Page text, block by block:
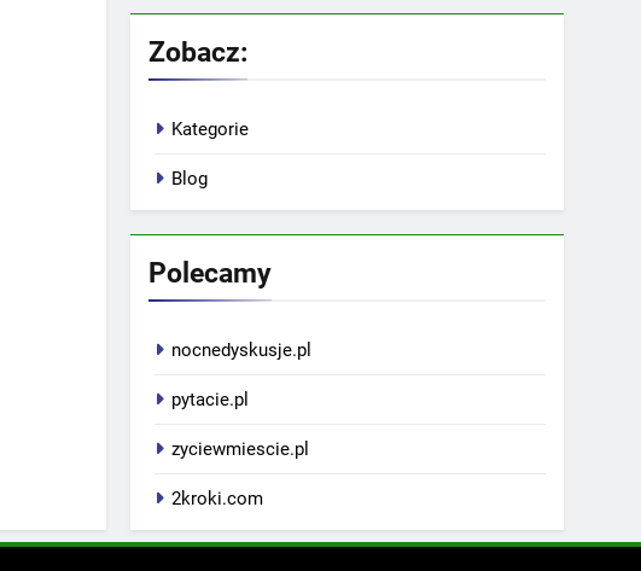
Zobacz:
Kategorie
Blog
Polecamy
nocnedyskusje.pl
pytacie.pl
zyciewmiescie.pl
2kroki.com